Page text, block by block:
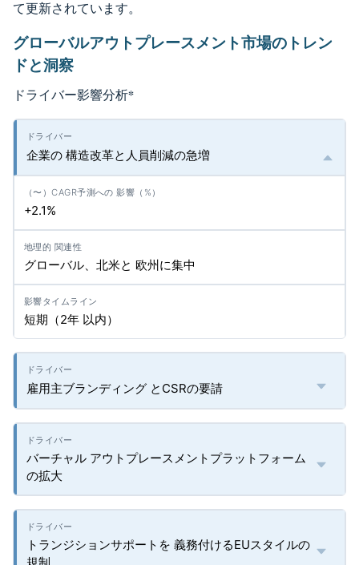
て更新されています。
グローバルアウトプレースメント市場のトレン
ドと洞察
ドライバー影響分析*
企業の 構造改革と人員削減の急増
+2.1%
グローバル、北米と 欧州に集中
短期（2年 以内）
雇用主ブランディング とCSRの要請
バーチャル アウトプレースメントプラットフォーム
の拡大
トランジションサポートを 義務付けるEUスタイルの